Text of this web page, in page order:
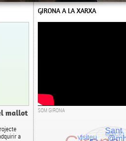
mallot
a
GIRONA A LA XARXA
SOM GIRONA